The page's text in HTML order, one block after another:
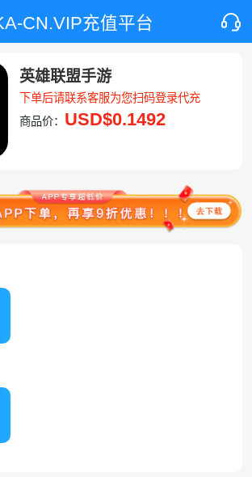
CN.VIP充值平台
英雄联盟手游
下单后请联系客服为您扫码登录代充
商品价： USD$0.1492